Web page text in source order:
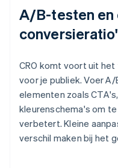
A/B-testen en
CRO komt voort uit
voor je publiek. Voer
elementen zoals
kleurenschema's om
verbetert. Kleine
verschil maken bij het